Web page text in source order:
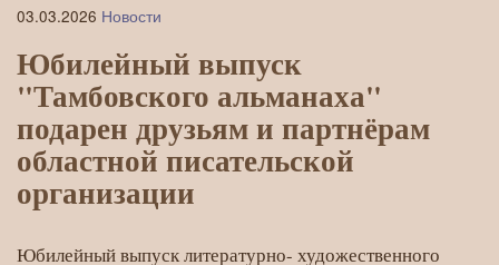
Юбилейный
выпуск
«Тамбовского
альманаха»
подарен
друзьям
и
партнёрам
03.03.2026 Новости
Юбилейный выпуск
"Тамбовского альманаха"
подарен друзьям и партнёрам
областной писательской
организации
Юбилейный выпуск литературно- художественного